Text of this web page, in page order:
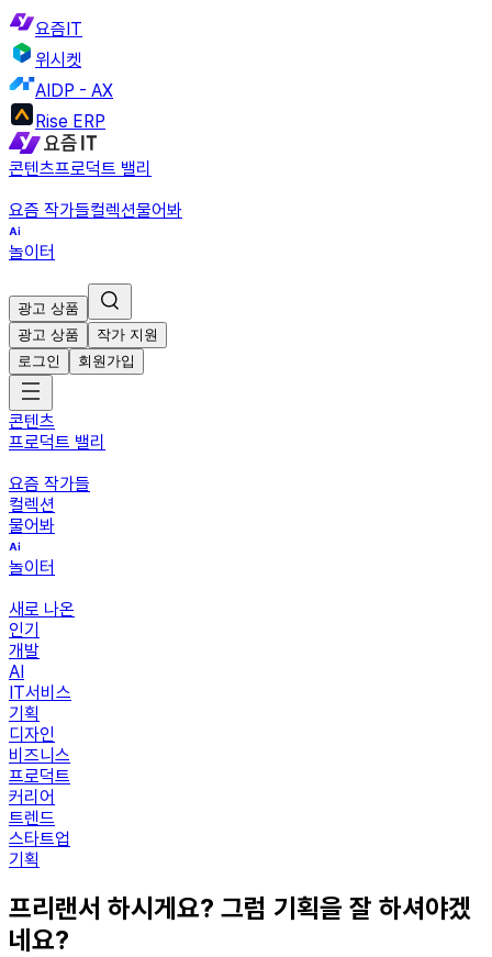
요즘IT
위시켓
AIDP - AX
Rise ERP
콘텐츠프로덕트 밸리
요즘 작가들컬렉션물어봐
놀이터
광고 상품
광고 상품
작가 지원
로그인
회원가입
콘텐츠
프로덕트 밸리
요즘 작가들
컬렉션
물어봐
놀이터
새로 나온
인기
개발
AI
IT서비스
기획
디자인
비즈니스
프로덕트
커리어
트렌드
스타트업
기획
프리랜서 하시게요? 그럼 기획을 잘 하셔야겠
네요?